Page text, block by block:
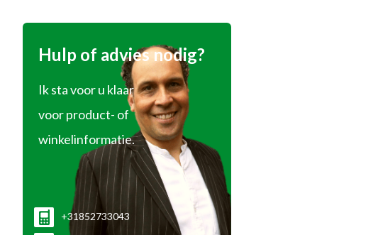
Hulp of advies nodig?
Ik sta voor u klaar
voor product- of
winkelinformatie.
+31852733043